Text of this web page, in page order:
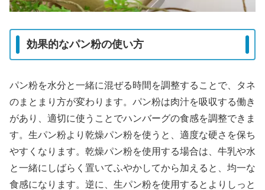
効果的なパン粉の使い方
パン粉を水分と一緒に混ぜる時間を調整することで、タネ
のまとまり方が変わります。パン粉は肉汁を吸収する働き
があり、適切に使うことでハンバーグの食感を調整できま
す。生パン粉より乾燥パン粉を使うと、適度な硬さを保ち
やすくなります。乾燥パン粉を使用する場合は、牛乳や水
と一緒にしばらく置いてふやかしてから加えると、均一な
食感になります。逆に、生パン粉を使用するとよりしっと